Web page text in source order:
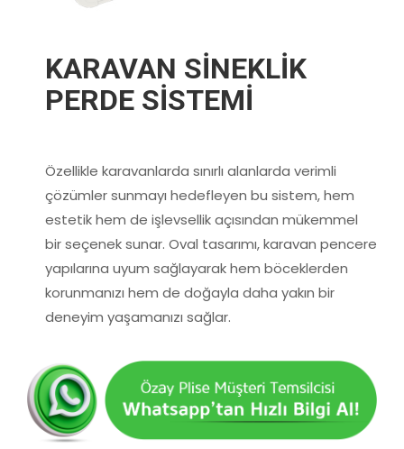
KARAVAN SİNEKLİK
PERDE SİSTEMİ
Özellikle karavanlarda sınırlı alanlarda verimli
çözümler sunmayı hedefleyen bu sistem, hem
estetik hem de işlevsellik açısından mükemmel
bir seçenek sunar. Oval tasarımı, karavan pencere
yapılarına uyum sağlayarak hem böceklerden
korunmanızı hem de doğayla daha yakın bir
deneyim yaşamanızı sağlar.